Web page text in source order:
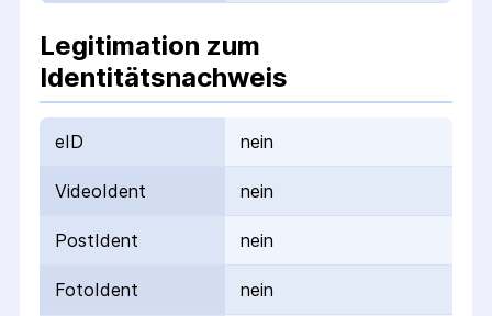
Legitimation zum
Identitätsnachweis
eID nein
VideoIdent nein
PostIdent nein
FotoIdent nein